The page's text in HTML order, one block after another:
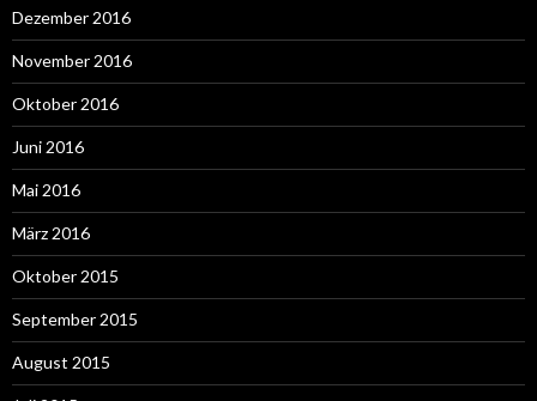
Dezember 2016
November 2016
Oktober 2016
Juni 2016
Mai 2016
März 2016
Oktober 2015
September 2015
August 2015